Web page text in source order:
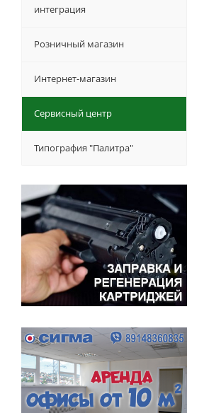
интеграция
Розничный магазин
Интернет-магазин
Сервисный центр
Типография "Палитра"